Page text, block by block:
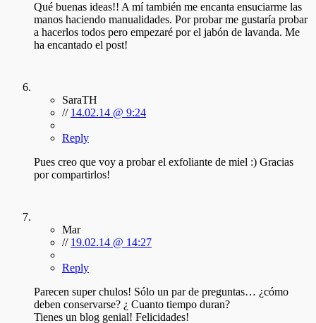
Qué buenas ideas!! A mí también me encanta ensuciarme las
manos haciendo manualidades. Por probar me gustaría probar
a hacerlos todos pero empezaré por el jabón de lavanda. Me
ha encantado el post!
SaraTH
// 14.02.14 @ 9:24
Reply
Pues creo que voy a probar el exfoliante de miel :) Gracias
por compartirlos!
Mar
// 19.02.14 @ 14:27
Reply
Parecen super chulos! Sólo un par de preguntas… ¿cómo
deben conservarse? ¿ Cuanto tiempo duran?
Tienes un blog genial! Felicidades!